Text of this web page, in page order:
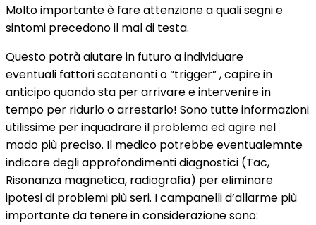
Molto importante è fare attenzione a quali segni e
sintomi precedono il mal di testa.
Questo potrà aiutare in futuro a individuare
eventuali fattori scatenanti o “trigger” , capire in
anticipo quando sta per arrivare e intervenire in
tempo per ridurlo o arrestarlo! Sono tutte informazioni
utilissime per inquadrare il problema ed agire nel
modo più preciso. Il medico potrebbe eventualemnte
indicare degli approfondimenti diagnostici (Tac,
Risonanza magnetica, radiografia) per eliminare
ipotesi di problemi più seri. I campanelli d’allarme più
importante da tenere in considerazione sono: